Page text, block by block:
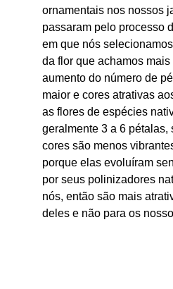
ornamentais nos nossos
passaram pelo processo
em que nós
da flor que achamos
aumento do número de
maior e cores atrativas
as flores de espécies
geralmente 3 a 6 pétalas,
cores são menos
porque elas evoluíram
por seus polinizadores
nós, então são mais
deles e não para os